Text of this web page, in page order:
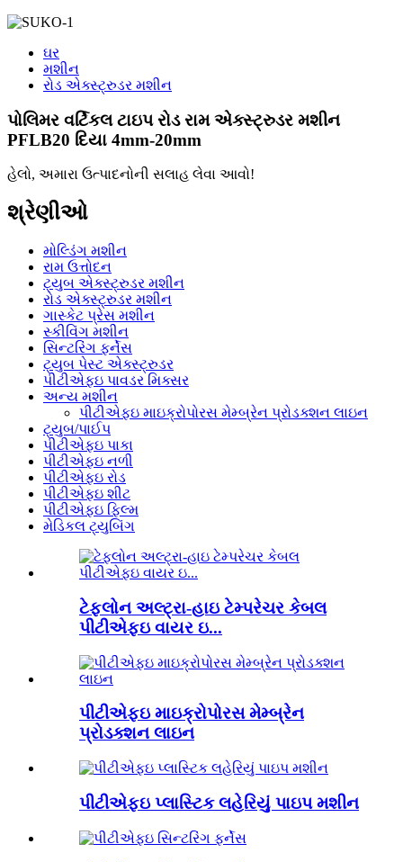
ઘર
મશીન
રોડ એક્સ્ટ્રુડર મશીન
પોલિમર વર્ટિકલ ટાઇપ રોડ રામ એક્સ્ટ્રુડર મશીન
PFLB20 દિયા 4mm-20mm
હેલો, અમારા ઉત્પાદનોની સલાહ લેવા આવો!
શ્રેણીઓ
મોલ્ડિંગ મશીન
રામ ઉત્તોદન
ટ્યુબ એક્સ્ટ્રુડર મશીન
રોડ એક્સ્ટ્રુડર મશીન
ગાસ્કેટ પ્રેસ મશીન
સ્કીવિંગ મશીન
સિન્ટરિંગ ફર્નેસ
ટ્યુબ પેસ્ટ એક્સ્ટ્રુડર
પીટીએફઇ પાવડર મિક્સર
અન્ય મશીન
પીટીએફઇ માઇક્રોપોરસ મેમ્બ્રેન પ્રોડક્શન લાઇન
ટ્યુબ/પાઈપ
પીટીએફઇ પાકા
પીટીએફઇ નળી
પીટીએફઇ રોડ
પીટીએફઇ શીટ
પીટીએફઇ ફિલ્મ
મેડિકલ ટ્યુબિંગ
ટેફલોન અલ્ટ્રા-હાઇ ટેમ્પરેચર કેબલ
પીટીએફઇ વાયર ઇ...
પીટીએફઇ માઇક્રોપોરસ મેમ્બ્રેન
પ્રોડક્શન લાઇન
પીટીએફઇ પ્લાસ્ટિક લહેરિયું પાઇપ મશીન